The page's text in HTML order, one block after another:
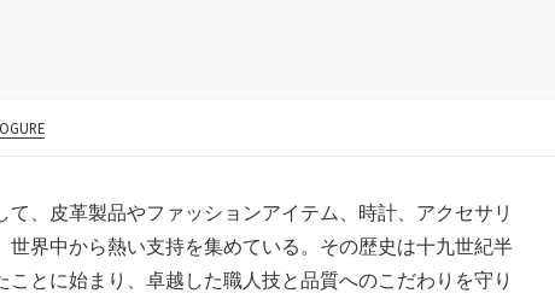
、皮革製品やファッションアイテム、時計、アクセサリ
界中から熱い支持を集めている。 その歴史は十九世紀半
とに始まり、卓越した職人技と品質へのこだわりを守り